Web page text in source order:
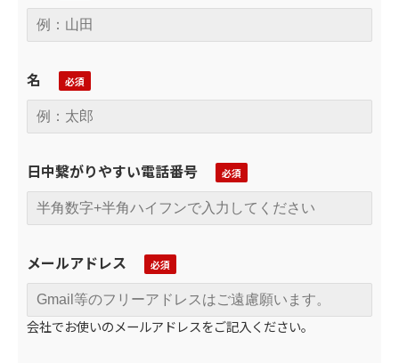
名
日中繋がりやすい電話番号
メールアドレス
会社でお使いのメールアドレスをご記入ください。